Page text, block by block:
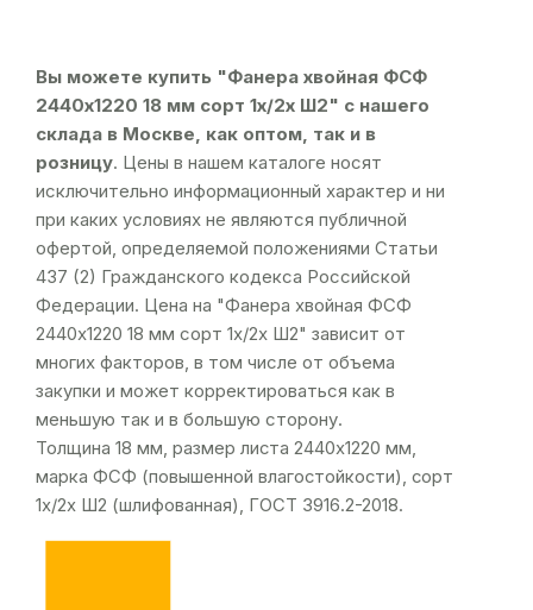
Вы можете купить "Фанера хвойная ФСФ
2440х1220 18 мм сорт 1х/2х Ш2" с нашего
склада в Москве, как оптом, так и в
розницу. Цены в нашем каталоге носят
исключительно информационный характер и ни
при каких условиях не являются публичной
офертой, определяемой положениями Статьи
437 (2) Гражданского кодекса Российской
Федерации. Цена на "Фанера хвойная ФСФ
2440х1220 18 мм сорт 1х/2х Ш2" зависит от
многих факторов, в том числе от объема
закупки и может корректироваться как в
меньшую так и в большую сторону.
Толщина 18 мм, размер листа 2440х1220 мм,
марка ФСФ (повышенной влагостойкости), сорт
1х/2х Ш2 (шлифованная), ГОСТ 3916.2-2018.